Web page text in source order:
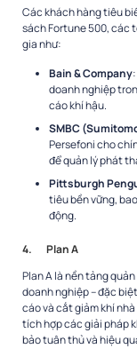
Các khách hàng tiêu
sách Fortune 500, các
gia như:
Bain & Company
doanh nghiệp
cáo khí hậu.
SMBC
Persefoni cho
để quản lý phát
Pittsburgh
tiêu bền vững,
động.
4. Plan A
Plan A là nền tảng
doanh nghiệp – đặc
cáo và cắt giảm khí
tích hợp các giải pháp
bảo tuân thủ và hiệu